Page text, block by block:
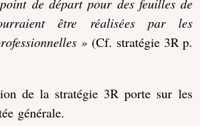
de départ pour des feuilles de
être réalisées par les
» (Cf. stratégie 3R p.
de la stratégie 3R porte sur les
générale.